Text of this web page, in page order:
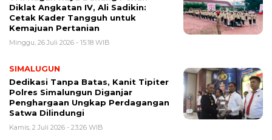
Diklat Angkatan IV, Ali Sadikin:
Cetak Kader Tangguh untuk
Kemajuan Pertanian
Minggu, 26 Juli 2026 - 15:18 WIB
SIMALUGUN
Dedikasi Tanpa Batas, Kanit Tipiter
Polres Simalungun Diganjar
Penghargaan Ungkap Perdagangan
Satwa Dilindungi
Kamis, 2 Juli 2026 - 23:26 WIB